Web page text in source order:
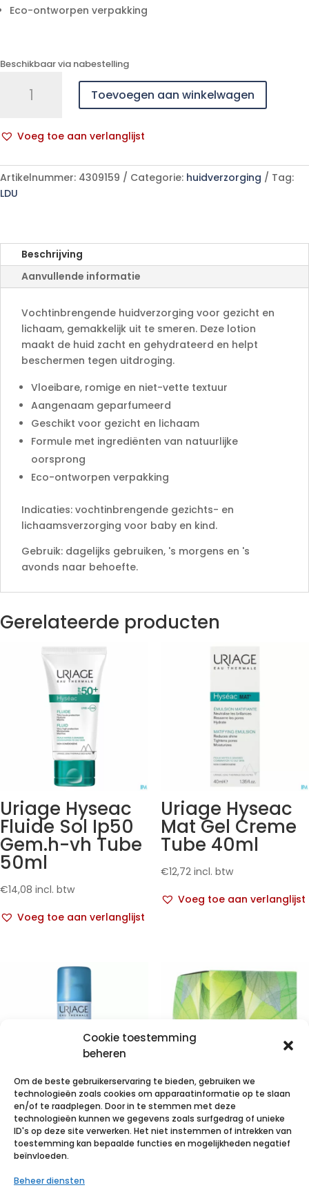
Cookie toestemming
beheren
Om de beste gebruikerservaring te bieden, gebruiken we
technologieën zoals cookies om apparaatinformatie op te slaan
en/of te raadplegen. Door in te stemmen met deze
technologieën kunnen we gegevens zoals surfgedrag of unieke
ID's op deze site verwerken. Het niet instemmen of intrekken van
toestemming kan bepaalde functies en mogelijkheden negatief
beïnvloeden.
Beheer diensten
Eco-ontworpen verpakking
Beschikbaar via nabestelling
Hyrdatant
aantal
Toevoegen aan winkelwagen
Voeg toe aan verlanglijst
l
t
e
a
t
Artikelnummer: 4309159 Categorie: huidverzorging
Tag:
LDU
Beschrijving
Aanvullende informatie
Vochtinbrengende huidverzorging voor gezicht en
lichaam, gemakkelijk uit te smeren. Deze lotion
maakt de huid zacht en gehydrateerd en helpt
beschermen tegen uitdroging.
Vloeibare, romige en niet-vette textuur
Aangenaam geparfumeerd
Geschikt voor gezicht en lichaam
Formule met ingrediënten van natuurlijke
oorsprong
Eco-ontworpen verpakking
Indicaties: vochtinbrengende gezichts- en
lichaamsverzorging voor baby en kind.
Gebruik: dagelijks gebruiken, 's morgens en 's
avonds naar behoefte.
Gerelateerde producten
Uriage Hyseac
Fluide Sol Ip50
Gem.h-vh Tube
50ml
€14,08 incl. btw
Voeg toe aan verlanglijst
Uriage Hyseac
Mat Gel Creme
Tube 40ml
€12,72 incl. btw
Voeg toe aan verlanglijst
Uriage Eau
Thermale Spray
50ml
BEL PREMIUM
wattenstaafjes